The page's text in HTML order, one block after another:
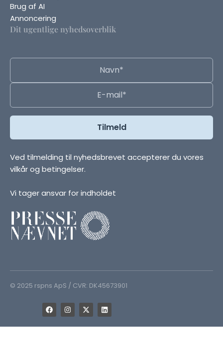
Brug af AI
Annoncering
Dit ugentlige nyhedsoverblik
Ved tilmelding til nyhedsbrevet accepterer du vores
vilkår og betingelser.
Vi tager ansvar for indholdet
© 2025 rspns ApS / CVR: DK45673901